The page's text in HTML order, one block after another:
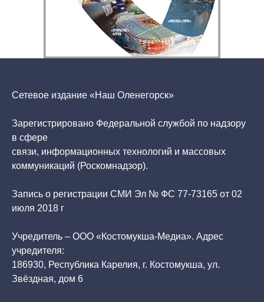
Сетевое издание «Наш Оленегорск»
Зарегистрировано Федеральной службой по надзору
в сфере
связи, информационных технологий и массовых
коммуникаций (Роскомнадзор).
Запись о регистрации СМИ Эл № ФС 77-73165 от 02
июля 2018 г
Учредитель – ООО «Костомукша-Медиа». Адрес
учредителя:
186930, Республика Карелия, г. Костомукша, ул.
Звёздная, дом 6